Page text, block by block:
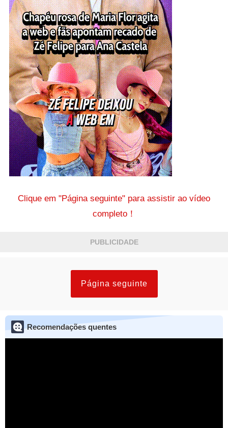
Clique em "Página seguinte" para assistir ao vídeo
completo！
PUBLICIDADE
Página seguinte
Recomendações quentes